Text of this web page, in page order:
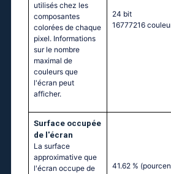
utilisés chez les
composantes
colorées de chaque
pixel. Informations
sur le nombre
maximal de
couleurs que
l'écran peut
afficher.
24 bit
16777216
Surface occupée
de l'écran
La surface
approximative que
l'écran occupe de
41.62 %